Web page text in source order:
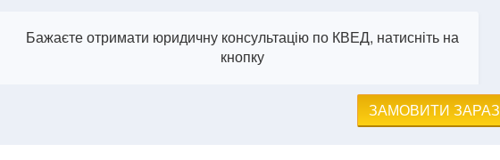
Бажаєте отримати юридичну консультацію по КВЕД, натисніть на
кнопку
ЗАМОВИТИ ЗАРАЗ